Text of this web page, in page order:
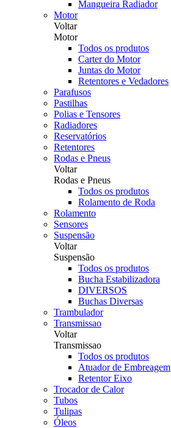
Mangueira Radiador
Motor
Voltar
Motor
Todos os produtos
Carter do Motor
Juntas do Motor
Retentores e Vedadores
Parafusos
Pastilhas
Polias e Tensores
Radiadores
Reservatórios
Retentores
Rodas e Pneus
Voltar
Rodas e Pneus
Todos os produtos
Rolamento de Roda
Rolamento
Sensores
Suspensão
Voltar
Suspensão
Todos os produtos
Bucha Estabilizadora
DIVERSOS
Buchas Diversas
Trambulador
Transmissao
Voltar
Transmissao
Todos os produtos
Atuador de Embreagem
Retentor Eixo
Trocador de Calor
Tubos
Tulipas
Óleos